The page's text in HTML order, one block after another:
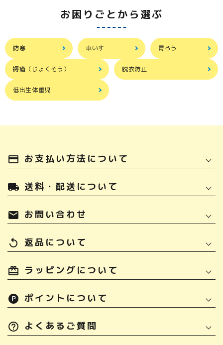
お困りごとから選ぶ
防寒 車いす 胃ろう
褥瘡（じょくそう） 脱衣防止
低出生体重児
payment お支払い方法について
local_shipping 送料・配送について
mail お問い合わせ
replay 返品について
ラッピングについて
ポイントについて
よくあるご質問